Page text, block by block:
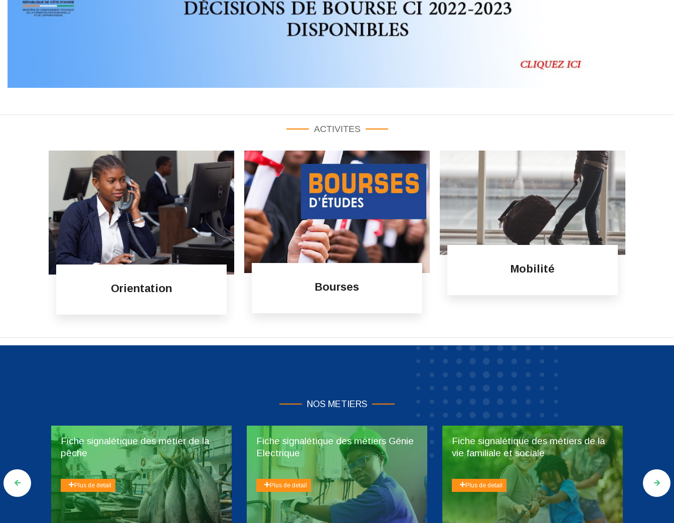
ACTIVITES
Orientation Bourses
Mobilité
NOS METIERS
Fiche signalétique des métier de la
pêche
Plus de detail
Fiche signalétique des métiers Génie
Electrique
Plus de detail
Fiche signalétique des métiers de la
vie familiale et sociale
Plus de detail